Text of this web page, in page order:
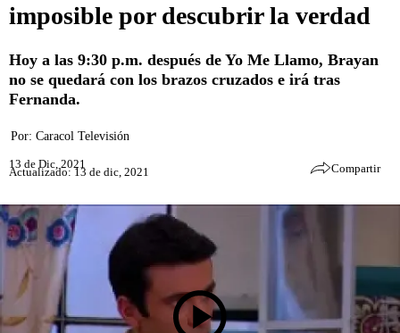
imposible por descubrir la verdad
Hoy a las 9:30 p.m. después de Yo Me Llamo, Brayan
no se quedará con los brazos cruzados e irá tras
Fernanda.
Por: Caracol Televisión
13 de Dic, 2021
Actualizado: 13 de dic, 2021 Compartir